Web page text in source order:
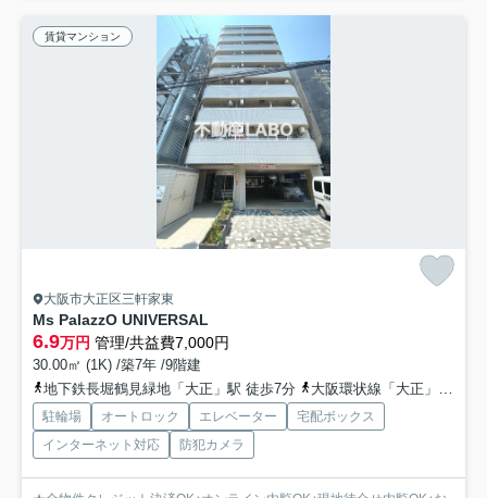
賃貸マンション
大阪市大正区三軒家東
Ms PalazzO UNIVERSAL
6.9万円 管理/共益費7,000円
30.00㎡ (1K) /築7年 /9階建
地下鉄長堀鶴見緑地「大正」駅 徒歩7分
大阪環状線「大正」駅 徒歩9分
駐輪場 オートロック エレベーター
宅配ボックス
インターネット対応
防犯カメラ